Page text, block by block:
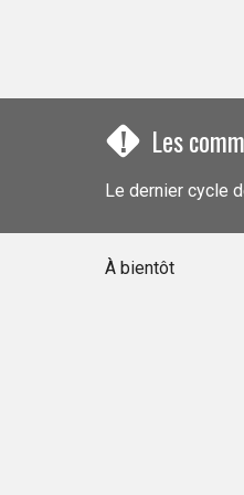
! Les
Le dernier cycle
À bientôt